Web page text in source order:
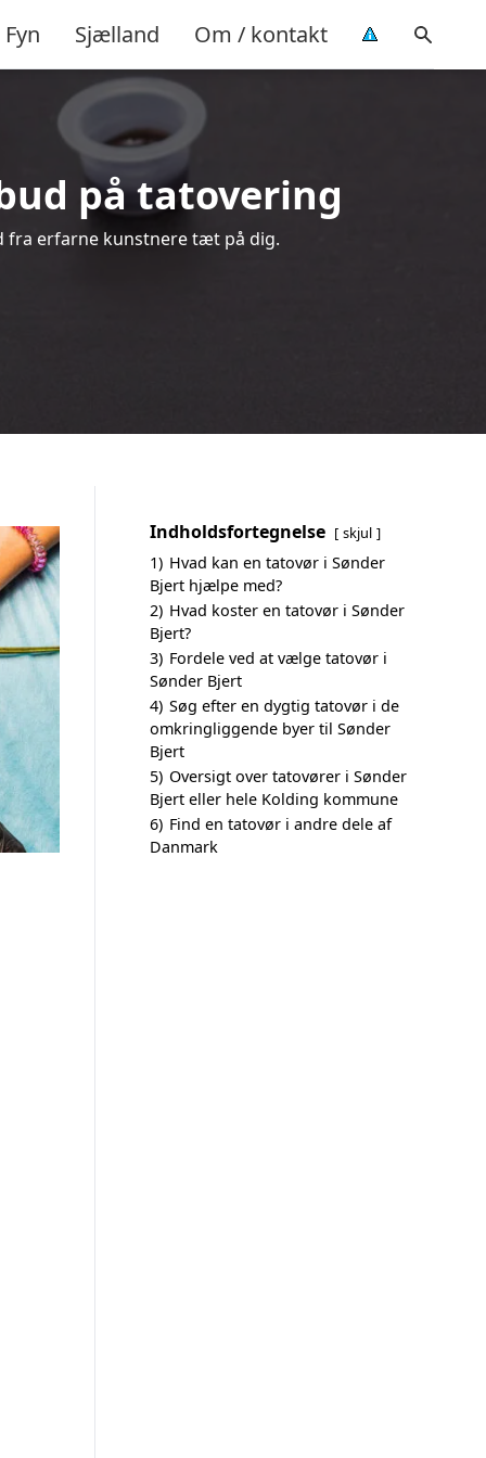
Fyn Sjælland Om / kontakt
på tatovering
fra erfarne kunstnere tæt på dig.
Indholdsfortegnelse skjul
1) Hvad kan en tatovør i Sønder
Bjert hjælpe med?
2) Hvad koster en tatovør i Sønder
Bjert?
3) Fordele ved at vælge tatovør i
Sønder Bjert
4) Søg efter en dygtig tatovør i de
omkringliggende byer til Sønder
Bjert
5) Oversigt over tatovører i Sønder
Bjert eller hele Kolding kommune
6) Find en tatovør i andre dele af
Danmark